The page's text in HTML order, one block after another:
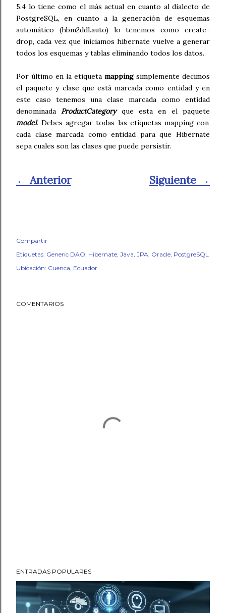
5.4 lo tiene como el más actual en cuanto al dialecto de
PostgreSQL, en cuanto a la generación de esquemas
automático (hbm2ddl.auto) lo tenemos como create-
drop, cada vez que iniciamos hibernate vuelve a generar
todos los esquemas y tablas eliminando todos los datos.
Por último en la etiqueta mappingsimplemente decimos
el paquete y clase que está marcada como entidad y en
este caso tenemos una clase marcada como entidad
denominadaProductCategoryque esta en el paquete
model. Debes agregar todas las etiquetas mapping con
cada clase marcada como entidad para que Hibernate
sepa cuales son las clases que puede persistir.
← Anterior Siguiente →
Compartir
Etiquetas: Generic DAO Hibernate Java JPA Oracle PostgreSQL
Ubicación: Cuenca, Ecuador
COMENTARIOS
ENTRADAS POPULARES